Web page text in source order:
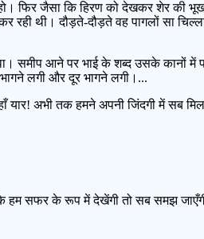
फिर जैसा कि हिरण को देखकर शेर की
रही थी। दौड़ते-दौड़ते वह पागलों सा
समीप आने पर भाई के शब्द उसके कानों
लगी और दूर भागने लगी।...
अभी तक हमने अपनी जिंदगी में सब मिल-
हम सफर के रूप में देखेंगी तो सब समझ